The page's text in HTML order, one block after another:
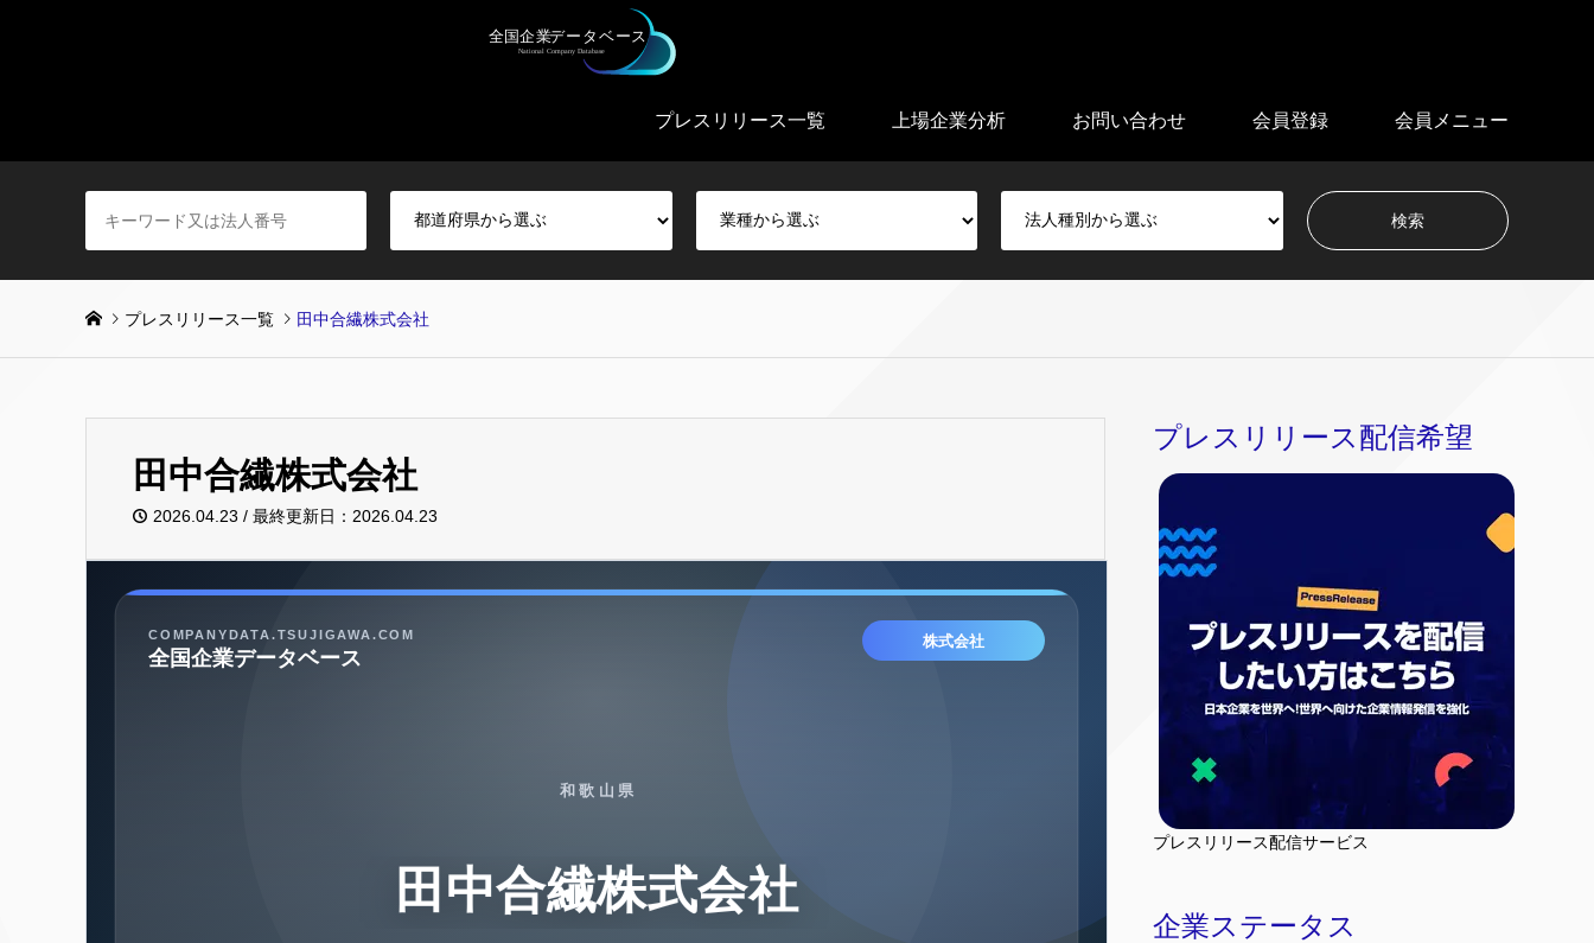
プレスリリース一覧 上場企業分析 お問い合わせ 会員登録 会員メニュー
プレスリリース一覧 田中合繊株式会社
田中合繊株式会社
2026.04.23 / 最終更新日：2026.04.23
プレスリリース配信希望
プレスリリース配信サービス
企業ステータス